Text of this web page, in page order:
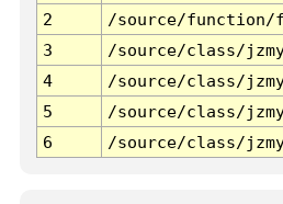
2
/source/function/
3
/source/class/
4
/source/class/
5
/source/class/
6
/source/class/